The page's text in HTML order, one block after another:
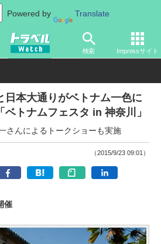
Powered by Translate
検索 Impressサイト
観光地
日本大通りがベトナム一色に
トナムフェスタ in 神奈川」
さんによるトークショーも実施
（2015/9/23 09:01）
催